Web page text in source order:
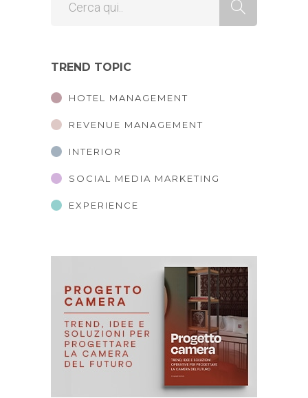
TREND TOPIC
HOTEL MANAGEMENT
REVENUE MANAGEMENT
INTERIOR
SOCIAL MEDIA MARKETING
EXPERIENCE